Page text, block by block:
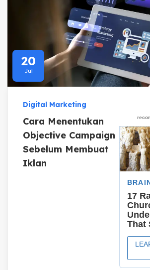
20
Jul
Digital Marketing
Cara Menentukan
Objective Campaign
Sebelum Membuat
Iklan